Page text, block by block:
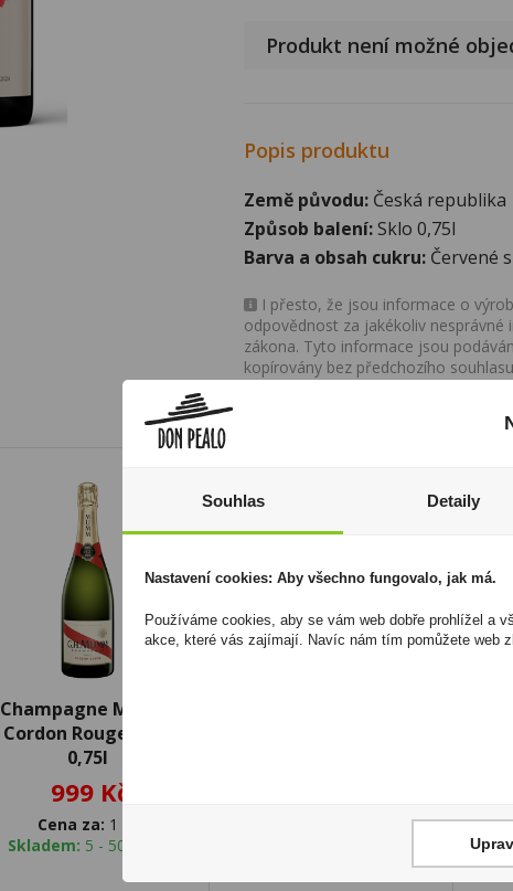
Produkt není možné
Popis produktu
Země původu: Česká republika
Způsob balení:Sklo 0,75l
Barva a obsah cukru: Červené
I přesto, že jsou informace o
odpovědnost za jakékoliv nesprávné
zákona. Tyto informace jsou
kopírovány bez předchozího
Champagne Mumm
Cordon Rouge Brut
0,75l
999 Kč
Cena za: 1 ks
Skladem: 5 - 50 ks
Souhlas Detaily
Nastavení cookies: Aby všechno fungovalo, jak má.
Používáme cookies, aby se vám web dobře prohlížel a
akce, které vás zajímají. Navíc nám tím pomůžete web